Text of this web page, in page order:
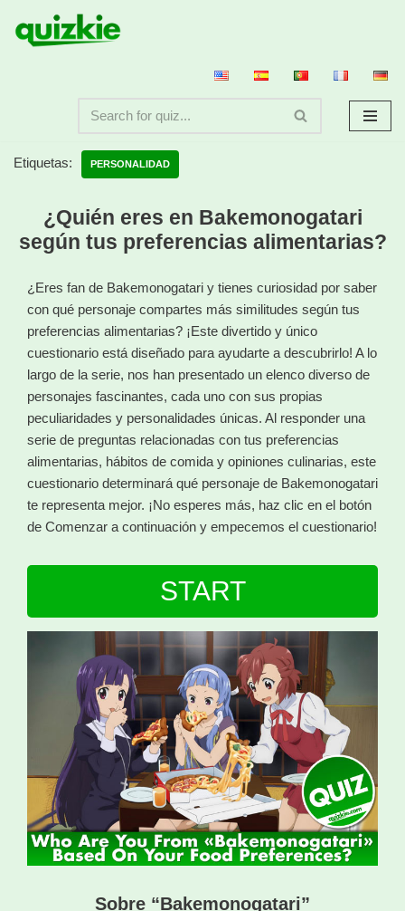
Saltar
Etiquetas: PERSONALIDAD
¿Quién eres en Bakemonogatari
según tus preferencias alimentarias?
¿Eres fan de Bakemonogatari y tienes curiosidad por saber
con qué personaje compartes más similitudes según tus
preferencias alimentarias? ¡Este divertido y único
cuestionario está diseñado para ayudarte a descubrirlo! A lo
largo de la serie, nos han presentado un elenco diverso de
personajes fascinantes, cada uno con sus propias
peculiaridades y personalidades únicas. Al responder una
serie de preguntas relacionadas con tus preferencias
alimentarias, hábitos de comida y opiniones culinarias, este
cuestionario determinará qué personaje de Bakemonogatari
te representa mejor. ¡No esperes más, haz clic en el botón
de Comenzar a continuación y empecemos el cuestionario!
START
Sobre “Bakemonogatari”